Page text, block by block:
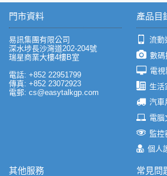
門市資料
易訊集團有限公司
深水埗長沙灣道202-204號
瑞星商業大樓4樓B室
電話: +852 22951799
傳真: +852 23072923
電郵: cs@easytalkgp.com
產品目
流動
數碼
電視
生活
汽車
電腦
監控
個人
其他服務 常見問